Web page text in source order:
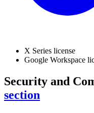
X Series license
Google Workspace
Security and
section